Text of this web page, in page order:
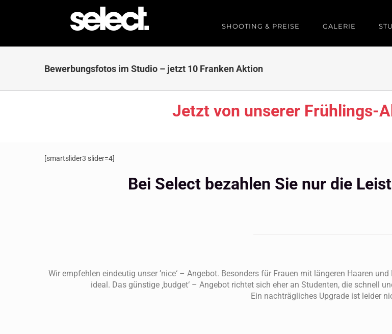
SHOOTING & PREISE GALERIE
Bewerbungsfotos im Studio – jetzt 10 Franken Aktion
Jetzt von unserer Frühlings-
[smartslider3 slider=4]
Bei Select bezahlen Sie nur die
Wir empfehlen eindeutig unser ’nice‘ – Angebot. Besonders für Frauen mit längeren Haaren
ideal. Das günstige ‚budget‘ – Angebot richtet sich eher an Studenten, die schnell
Ein nachträgliches Upgrade ist leider